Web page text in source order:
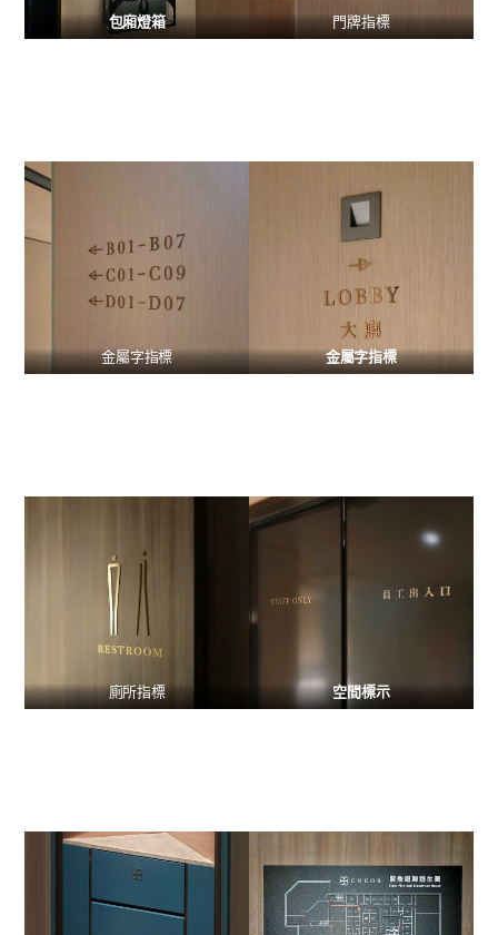
包廂燈箱 門牌指標
金屬字指標 金屬字指標
廁所指標 空間標示